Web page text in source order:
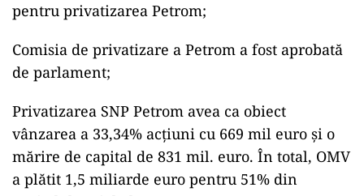
pentru privatizarea Petrom;
Comisia de privatizare a Petrom a fost aprobată
de parlament;
Privatizarea SNP Petrom avea ca obiect
vânzarea a 33,34% acțiuni cu 669 mil euro și o
mărire de capital de 831 mil. euro. În total, OMV
a plătit 1,5 miliarde euro pentru 51% din